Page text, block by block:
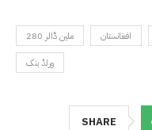
280 ملین ڈالر افغانستان
ورلڈ بنک
SHARE